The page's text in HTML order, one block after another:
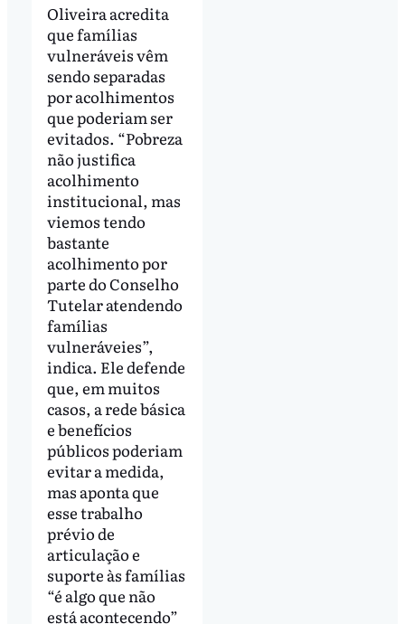
Oliveira acredita
que famílias
vulneráveis vêm
sendo separadas
por acolhimentos
que poderiam ser
evitados. “Pobreza
não justifica
acolhimento
institucional, mas
viemos tendo
bastante
acolhimento por
parte do Conselho
Tutelar atendendo
famílias
vulneráveies”,
indica. Ele defende
que, em muitos
casos, a rede básica
e benefícios
públicos poderiam
evitar a medida,
mas aponta que
esse trabalho
prévio de
articulação e
suporte às famílias
“é algo que não
está acontecendo”